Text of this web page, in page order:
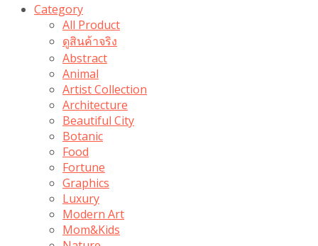
Category
All Product
ดูสินค้าจริง
Abstract
Animal
Artist Collection
Architecture
Beautiful City
Botanic
Food
Fortune
Graphics
Luxury
Modern Art
Mom&Kids